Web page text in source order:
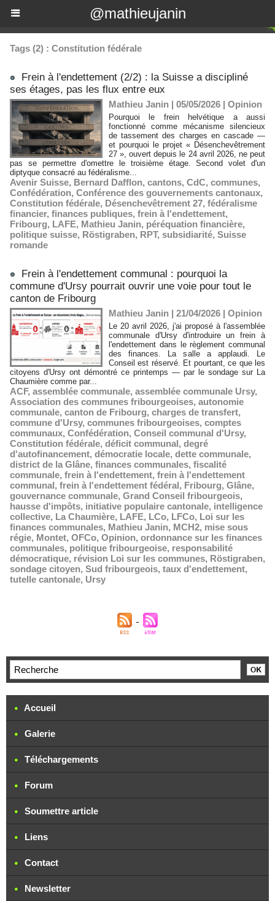
@mathieujanin
Tags (2) : Constitution fédérale
Frein à l'endettement (2/2) : la Suisse a discipliné
ses étages, pas les flux entre eux
Mathieu Janin | 05/05/2026 | Opinion
Pourquoi le frein helvétique a aussi
fonctionné comme mécanisme silencieux
de tassement des charges en cascade —
et pourquoi le projet « Désenchevêtrement
27 », ouvert depuis le 24 avril 2026, ne peut
pas se permettre d'omettre le troisième étage. Second volet d'un
diptyque consacré au fédéralisme...
Avenir Suisse, Bernard Dafflon, cantons, CdC, communes,
Confédération, Conférence des gouvernements cantonaux,
Constitution fédérale, Désenchevêtrement 27, fédéralisme
financier, finances publiques, frein à l'endettement,
Fribourg, LAFE, Mathieu Janin, péréquation financière,
politique suisse, Röstigraben, RPT, subsidiarité, Suisse
romande
Frein à l'endettement communal : pourquoi la
commune d'Ursy pourrait ouvrir une voie pour tout le
canton de Fribourg
Mathieu Janin | 21/04/2026 | Opinion
Le 20 avril 2026, j'ai proposé à l'assemblée
communale d'Ursy d'introduire un frein à
l'endettement dans le règlement communal
des finances. La salle a applaudi. Le
Conseil est réservé. Et pourtant, ce que les
citoyens d'Ursy ont démontré ce printemps — par le sondage sur La
Chaumière comme par...
ACF, assemblée communale, assemblée communale Ursy,
Association des communes fribourgeoises, autonomie
communale, canton de Fribourg, charges de transfert,
commune d'Ursy, communes fribourgeoises, comptes
communaux, Confédération, Conseil communal d'Ursy,
Constitution fédérale, déficit communal, degré
d'autofinancement, démocratie locale, dette communale,
district de la Glâne, finances communales, fiscalité
communale, frein à l'endettement, frein à l'endettement
communal, frein à l'endettement fédéral, Fribourg, Glâne,
gouvernance communale, Grand Conseil fribourgeois,
hausse d'impôts, initiative populaire cantonale, intelligence
collective, La Chaumière, LAFE, LCo, LFCo, Loi sur les
finances communales, Mathieu Janin, MCH2, mise sous
régie, Montet, OFCo, Opinion, ordonnance sur les finances
communales, politique fribourgeoise, responsabilité
démocratique, révision Loi sur les communes, Röstigraben,
sondage citoyen, Sud fribourgeois, taux d'endettement,
tutelle cantonale, Ursy
Accueil
Galerie
Téléchargements
Forum
Soumettre article
Liens
Contact
Newsletter